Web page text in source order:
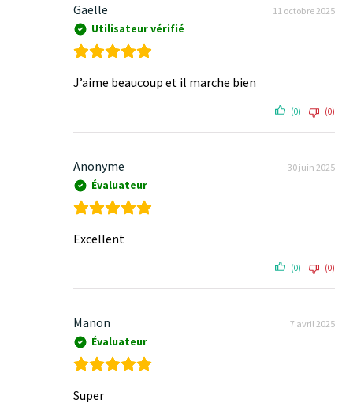
Gaelle
Utilisateur vérifié
11 octobre 2025
J’aime beaucoup et il marche bien
(0) (0)
Anonyme
Évaluateur
30 juin 2025
Excellent
(0) (0)
Manon
Évaluateur
7 avril 2025
Super